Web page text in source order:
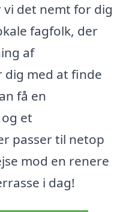
det nemt for dig
fagfolk, der
af
med at finde
få en
et
passer til netop
mod en renere
i dag!